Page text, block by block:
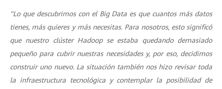
"Lo que descubrimos con el Big Data es que cuantos más datos
tienes, más quieres y más necesitas. Para nosotros, esto significó
que nuestro clúster Hadoop se estaba quedando demasiado
pequeño para cubrir nuestras necesidades y, por eso, decidimos
construir uno nuevo. La situación también nos hizo revisar toda
la infraestructura tecnológica y contemplar la posibilidad de